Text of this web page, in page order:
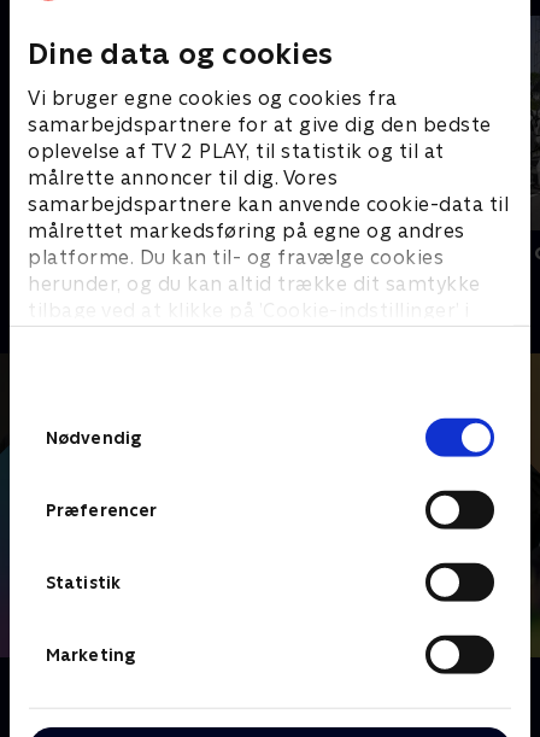
Dine data og cookies
Vi bruger egne cookies og cookies fra
samarbejdspartnere for at give dig den bedste
oplevelse af TV 2 PLAY, til statistik og til at
målrette annoncer til dig. Vores
samarbejdspartnere kan anvende cookie-data til
målrettet markedsføring på egne og andres
platforme. Du kan til- og fravælge cookies
herunder, og du kan altid trække dit samtykke
tilbage ved at klikke på ’Cookie-indstillinger’ i
Nødvendig
Præferencer
Statistik
Marketing
Interview med dronning Margrethe
- 100-året for Genforeningen
2020 • Nyheder • 38 min
Dronningen
Nyheder